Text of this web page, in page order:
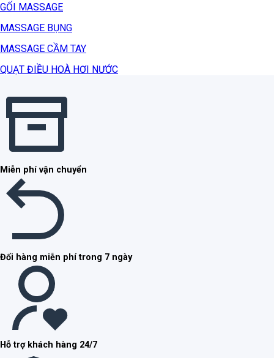
GỐI MASSAGE
MASSAGE BỤNG
MASSAGE CẦM TAY
QUẠT ĐIỀU HOÀ HƠI NƯỚC
Miễn phí vận chuyển
Đổi hàng miễn phí trong 7 ngày
Hỗ trợ khách hàng 24/7